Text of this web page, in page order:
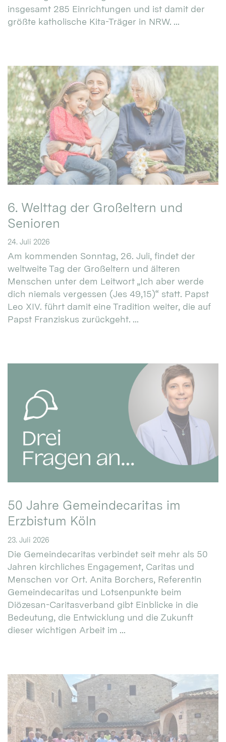
insgesamt 285 Einrichtungen und ist damit der
größte katholische Kita-Träger in NRW. ...
6. Welttag der Großeltern und
Senioren
24. Juli 2026
Am kommenden Sonntag, 26. Juli, findet der
weltweite Tag der Großeltern und älteren
Menschen unter dem Leitwort „Ich aber werde
dich niemals vergessen (Jes 49,15)“ statt. Papst
Leo XIV. führt damit eine Tradition weiter, die auf
Papst Franziskus zurückgeht. ...
50 Jahre Gemeindecaritas im
Erzbistum Köln
23. Juli 2026
Die Gemeindecaritas verbindet seit mehr als 50
Jahren kirchliches Engagement, Caritas und
Menschen vor Ort. Anita Borchers, Referentin
Gemeindecaritas und Lotsenpunkte beim
Diözesan-Caritasverband gibt Einblicke in die
Bedeutung, die Entwicklung und die Zukunft
dieser wichtigen Arbeit im ...